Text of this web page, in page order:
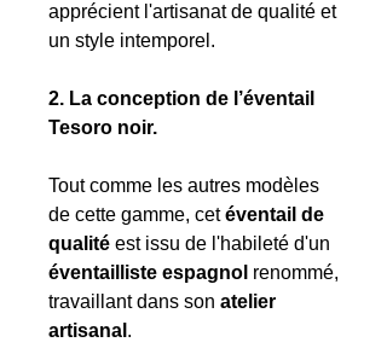
apprécient l'artisanat de qualité et
un style intemporel.
2. La conception de l’éventail
Tesoro noir.
Tout comme les autres modèles
de cette gamme, cetéventail de
qualité est issu de l'habileté d'un
éventailliste espagnol renommé,
travaillant dans son atelier
artisanal .